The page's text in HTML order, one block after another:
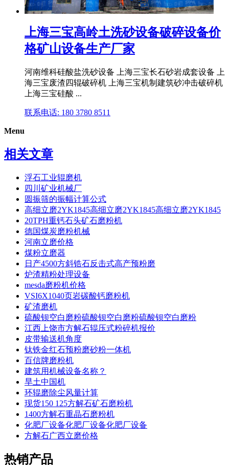
上海三宝高岭土洗砂设备破碎设备价
格矿山设备生产厂家
河南维科硅酸盐洗砂设备 上海三宝长石砂岩成套设备 上
海三宝废渣四辊破碎机 上海三宝机制建筑砂冲击破碎机
上海三宝硅酸 ...
联系电话: 180 3780 8511
Menu
相关文章
浮石工业辊磨机
四川矿业机械厂
圆振筛的振幅计算公式
高细立磨2YK1845高细立磨2YK1845高细立磨2YK1845
20TPH重钙石头矿石磨粉机
德国煤炭磨粉机械
河南立磨价格
煤粉立磨器
日产4500方斜锆石反击式高产预粉磨
炉渣精粉处理设备
mesda磨粉机价格
VSI6X1040页岩碳酸钙磨粉机
矿渣磨机
硫酸钡空白磨粉硫酸钡空白磨粉硫酸钡空白磨粉
江西上饶市方解石辊压式粉碎机报价
皮带输送机角度
钛铁金红石预粉磨砂粉一体机
百信牌磨粉机
建筑用机械设备名称？
旱土中国机
环辊磨除尘风量计算
现货150 125方解石矿石磨粉机
1400方解石重晶石磨粉机
化肥厂设备化肥厂设备化肥厂设备
方解石广西立磨价格
热销产品